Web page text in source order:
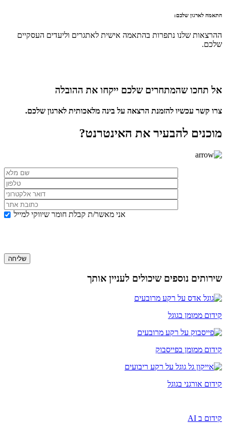
התאמה לארגון שלכם:
ההרצאות שלנו נתפרות בהתאמה אישית לאתגרים וליעדים העסקיים
שלכם.
אל תחכו שהמתחרים שלכם ייקחו את ההובלה
צרו קשר עכשיו להזמנת הרצאה על בינה מלאכותית לארגון שלכם.
מוכנים להבעיר את האינטרנט?
אני מאשר/ת קבלת חומר שיווקי למייל
שירותים נוספים שיכולים לעניין אותך
קידום ממומן בגוגל
קידום ממומן בפייסבוק
קידום אורגני בגוגל
קידום ב AI